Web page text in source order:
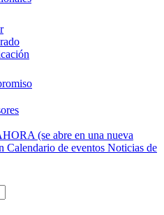
(se abre en una nueva
Calendario de eventos Noticias de